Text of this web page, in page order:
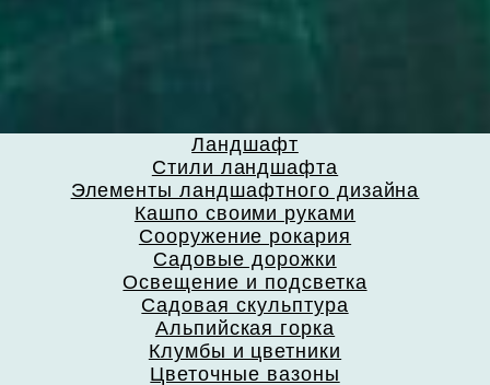
Ландшафт
Стили ландшафта
Элементы ландшафтного дизайна
Кашпо своими руками
Сооружение рокария
Садовые дорожки
Освещение и подсветка
Садовая скульптура
Альпийская горка
Клумбы и цветники
Цветочные вазоны